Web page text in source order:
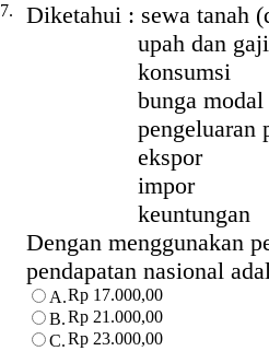
7. Diketahui : sewa
upah dan
bunga
pengeluaran
ekspor
impor
Dengan menggunakan
pendapatan nasional
A.Rp 17.000,00
B.Rp 21.000,00
C.Rp 23.000,00